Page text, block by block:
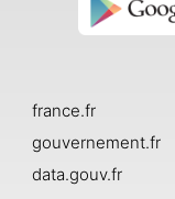
france.fr
gouvernement.fr
data.gouv.fr